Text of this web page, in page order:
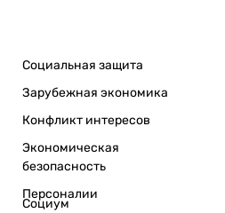
Социальная защита
Зарубежная экономика
Конфликт интересов
Экономическая
безопасность
Персоналии
Социум